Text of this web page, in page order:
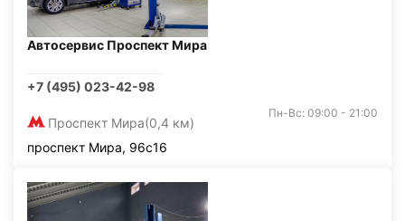
Автосервис Проспект Мира
+7 (495) 023-42-98
Проспект Мира(0,4 км)
Пн-Вс: 09:00 - 21:00
проспект Мира, 96с16